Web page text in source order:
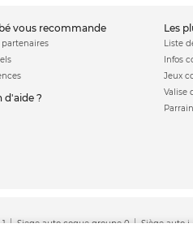
vous recommande
partenaires
d'aide ?
les
Liste
Infos
Jeux
Valise
Siege auto coque groupe 0 Siège auto